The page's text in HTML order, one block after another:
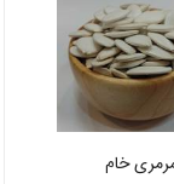
خام